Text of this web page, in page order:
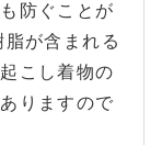
防ぐことが
が含まれる
こし着物の
りますので